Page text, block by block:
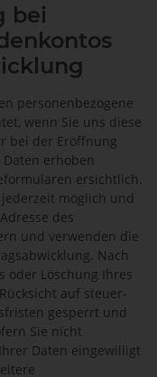
bei
personenbezogene
wenn Sie uns diese
bei der Eröffnung
erhoben
ersichtlich.
möglich und
des
und verwenden die
Nach
oder Löschung Ihres
auf steuer-
gesperrt und
Sie nicht
Daten eingewilligt